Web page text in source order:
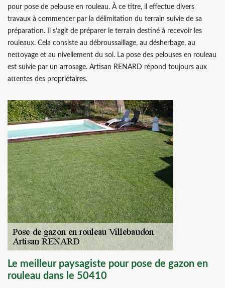
pour pose de pelouse en rouleau. À ce titre, il effectue divers
travaux à commencer par la délimitation du terrain suivie de sa
préparation. Il s’agit de préparer le terrain destiné à recevoir les
rouleaux. Cela consiste au débroussaillage, au désherbage, au
nettoyage et au nivellement du sol. La pose des pelouses en rouleau
est suivie par un arrosage. Artisan RENARD répond toujours aux
attentes des propriétaires.
Le meilleur paysagiste pour pose de gazon en
rouleau dans le 50410